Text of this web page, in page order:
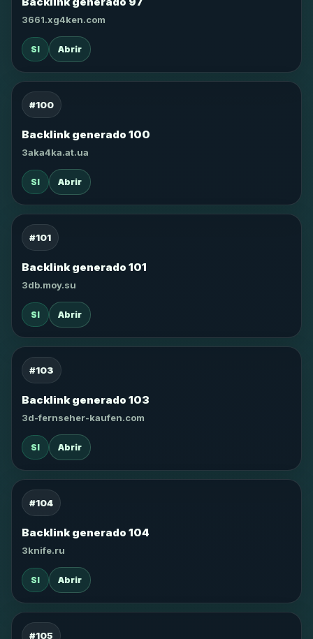
3661.xg4ken.com
SI Abrir
#100
Backlink generado 100
3aka4ka.at.ua
SI Abrir
#101
Backlink generado 101
3db.moy.su
SI Abrir
#103
Backlink generado 103
3d-fernseher-kaufen.com
SI Abrir
#104
Backlink generado 104
3knife.ru
SI Abrir
#105